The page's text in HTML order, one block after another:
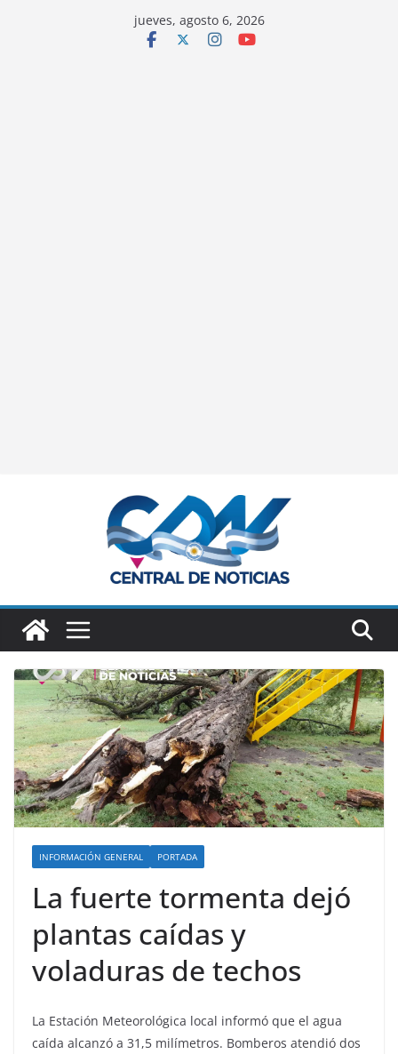
jueves, agosto 6, 2026
INFORMACIÓN GENERAL PORTADA
La fuerte tormenta dejó
plantas caídas y
voladuras de techos
La Estación Meteorológica local informó que el agua
caída alcanzó a 31,5 milímetros. Bomberos atendió dos